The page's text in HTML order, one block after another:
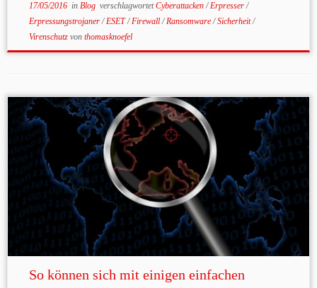
17/05/2016in Blog verschlagwortetCyberattacken/Erpresser/
Erpressungstrojaner/ESET/Firewall/Ransomware/Sicherheit/
Virenschutz von thomasknoefel
So können sich mit einigen einfachen